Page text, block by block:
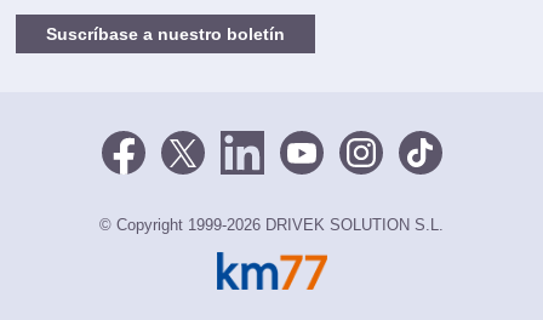
Suscríbase a nuestro boletín
© Copyright 1999-2026 DRIVEK SOLUTION S.L.